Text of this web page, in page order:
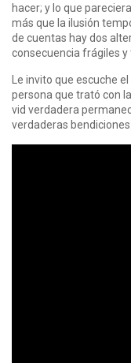
hacer; y lo que
más que la ilusión
de cuentas hay dos
consecuencia frágiles
Le invito que escuche
persona que trató con
vid verdadera
verdaderas bendiciones: